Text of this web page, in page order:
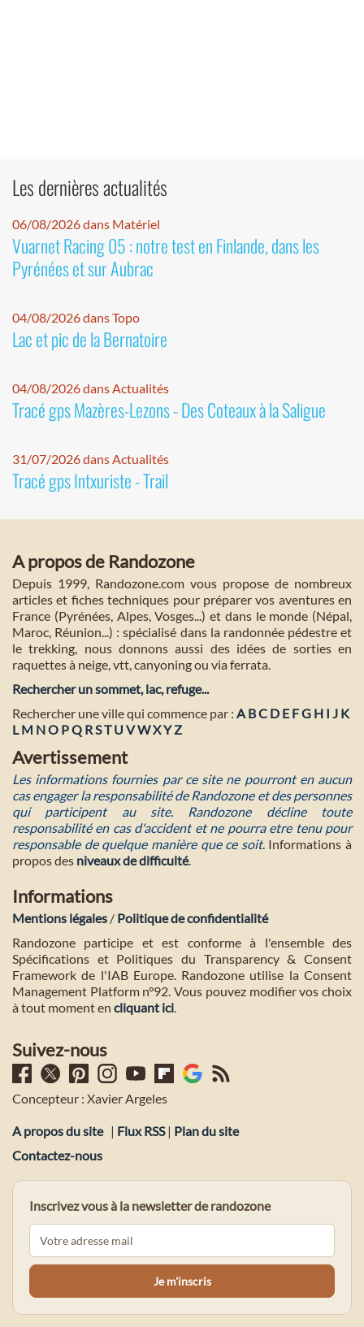
Les dernières actualités
06/08/2026 dans Matériel
Vuarnet Racing 05 : notre test en Finlande, dans les
Pyrénées et sur Aubrac
04/08/2026 dans Topo
Lac et pic de la Bernatoire
04/08/2026 dans Actualités
Tracé gps Mazères-Lezons - Des Coteaux à la Saligue
31/07/2026 dans Actualités
Tracé gps Intxuriste - Trail
A propos de Randozone
Depuis 1999, Randozone.com vous propose de nombreux
articles et fiches techniques pour préparer vos aventures en
France (Pyrénées, Alpes, Vosges...) et dans le monde (Népal,
Maroc, Réunion...) : spécialisé dans la randonnée pédestre et
le trekking, nous donnons aussi des idées de sorties en
raquettes à neige, vtt, canyoning ou via ferrata.
Rechercher un sommet, lac, refuge...
Rechercher une ville qui commence par : A BC D E FG H I J K
L M NO PQ RST U VWXYZ
Avertissement
Les informations fournies par ce site ne pourront en aucun
cas engager la responsabilité de Randozone et des personnes
qui participent au site. Randozone décline toute
responsabilité en cas d'accident et ne pourra etre tenu pour
responsable de quelque manière que ce soit. Informations à
propos des niveaux de difficulté.
Informations
Mentions légales / Politique de confidentialité
Randozone participe et est conforme à l'ensemble des
Spécifications et Politiques du Transparency & Consent
Framework de l'IAB Europe. Randozone utilise la Consent
Management Platform n°92. Vous pouvez modifier vos choix
à tout moment en cliquant ici.
Suivez-nous
Concepteur : Xavier Argeles
A propos du site | Flux RSS| Plan du site
Contactez-nous
Inscrivez vous à la newsletter de randozone